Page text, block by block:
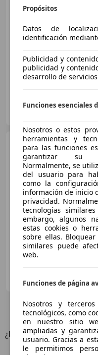
11/2012 144.823 km
OCASIONPLUS LAS ROZAS II
11/2012 144.823 km
ES-41007 Sevilla
9Ofertas
¿Desea ser informado
nuevos
Propósitos
Datos de
identificación
Publicidad y
publicidad y
desarrollo de servicios
Funciones esenciales
Nosotros o estos
herramientas y
para las funciones
garantizar su
Normalmente, se
del usuario para
como la
información de inicio
privacidad.
tecnologías
embargo, algunos
estas cookies o
sobre ellas.
similares puede
web.
Funciones de página
Nosotros y
tecnológicos, como
en nuestro sitio
ampliadas y
usuario. Gracias a
le permitimos